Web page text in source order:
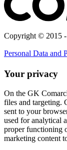
Copyright © 2015
Personal Data and
Your privacy
On the GK
files and targeting.
sent to your
used for analytical
proper functioning
marketing content